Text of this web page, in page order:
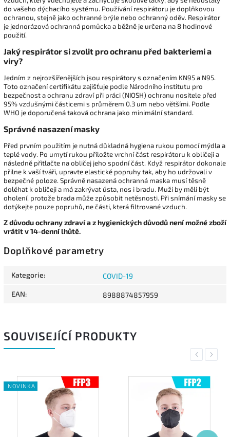
do vašeho dýchacího systému. Používání respirátoru je doplňkovou
ochranou, stejně jako ochranné brýle nebo ochranný oděv. Respirátor
je jednorázová ochranná pomůcka a běžně je určena na 8 hodinové
použití.
Jaký respirátor si zvolit pro ochranu před bakteriemi a
viry?
Jedním z nejrozšířenějších jsou respirátory s označením KN95 a N95.
Toto označení certifikátu zajišťuje podle Národního institutu pro
bezpečnost a ochranu zdraví při práci (NIOSH) ochranu nositele před
95% vzdušnými částicemi s průměrem 0.3 um nebo většími. Podle
WHO je doporučená taková ochrana jako minimální standard.
Správné nasazení masky
Před prvním použitím je nutná důkladná hygiena rukou pomocí mýdla a
teplé vody. Po umytí rukou přiložte vrchní část respirátoru k obličeji a
následně přitlačte na obličej jeho spodní část. Když respirátor dokonale
přilne k vaší tváři, upravte elastické popruhy tak, aby ho udržovali v
bezpečné poloze. Správně nasazená ochranná maska musí těsně
doléhat k obličeji a má zakrývat ústa, nos i bradu. Muži by měli být
oholení, protože brada může způsobit netěsnosti. Při snímání masky se
dotýkejte pouze popruhů, ne části, která filtrované vzduch.
Z důvodu ochrany zdraví a z hygienických důvodů není možné zboží
vrátit v 14-denní lhůtě.
Doplňkové parametry
Kategorie: COVID-19
EAN: 8988874857959
SOUVISEJÍCÍ PRODUKTY
Previous
NOVINKA
Next